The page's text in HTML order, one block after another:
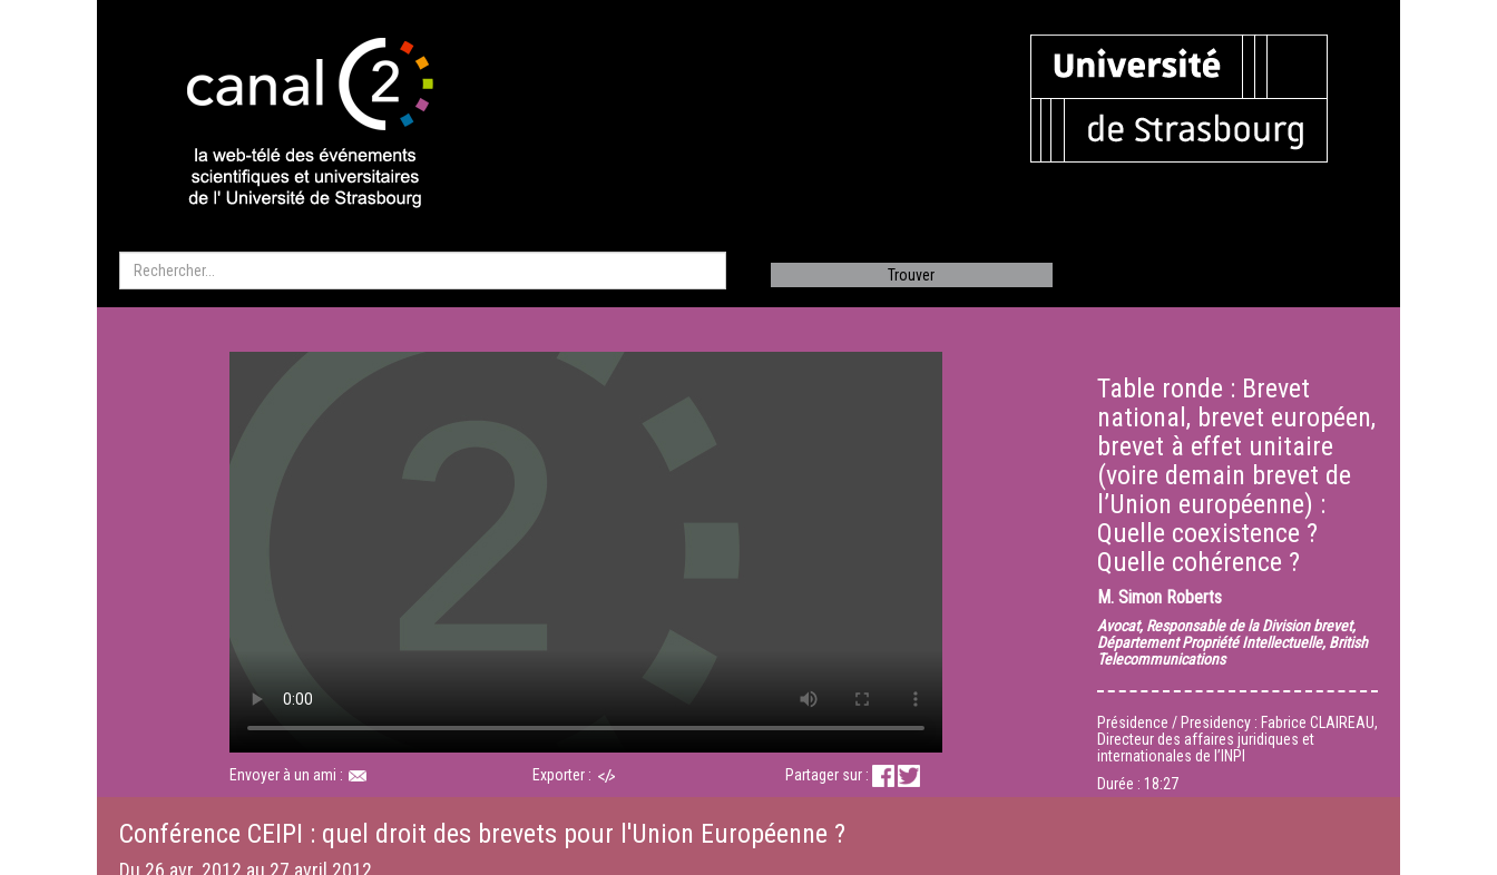
Envoyer à un ami : Exporter : Partager sur :
Table ronde : Brevet
national, brevet européen,
brevet à effet unitaire
(voire demain brevet de
l’Union européenne) :
Quelle coexistence ?
Quelle cohérence ?
M. Simon Roberts
Avocat, Responsable de la Division brevet,
Département Propriété Intellectuelle, British
Telecommunications
Présidence / Presidency : Fabrice CLAIREAU,
Directeur des affaires juridiques et
internationales de l’INPI
Durée : 18:27
Conférence CEIPI : quel droit des brevets pour l'Union Européenne ?
Du 26 avr. 2012 au 27 avril 2012